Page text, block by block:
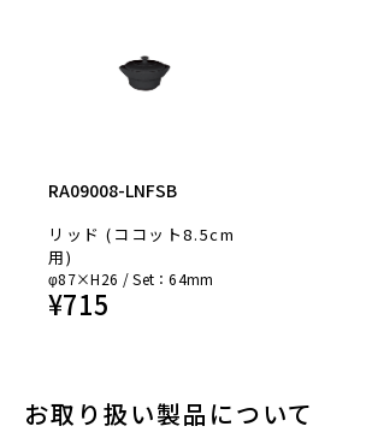
RA09008-LNFSB
リッド (ココット8.5cm
用)
φ87×H26 / Set：64mm
¥715
お取り扱い製品について